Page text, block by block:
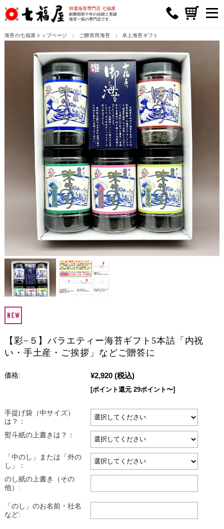
特選海苔専門店 七福屋
創業昭和十年の信頼と実績
海苔一筋の専門店です。
海苔の七福屋トップページ ご贈答用海苔 卓上海苔ギフト
【彩−５】バラエティー海苔ギフト5本詰「内祝
い・手土産・ご挨拶」などご贈答に
価格: ¥2,920 (税込)
[ポイント還元 29ポイント〜]
手提げ袋（中サイズ）
は？：
熨斗紙の上書きは？：
「中のし」または「外の
し」：
のし紙の上書き（その
他）:
「のし」のお名前・社名
など: